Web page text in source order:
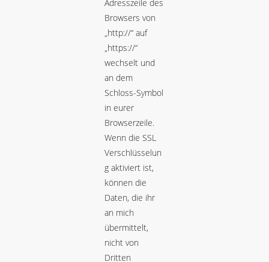
Adresszeile des
Browsers von
„http://“ auf
„https://“
wechselt und
an dem
Schloss-Symbol
in eurer
Browserzeile.
Wenn die SSL
Verschlüsselun
g aktiviert ist,
können die
Daten, die ihr
an mich
übermittelt,
nicht von
Dritten